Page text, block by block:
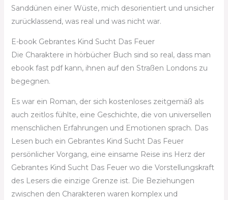
Sanddünen einer Wüste, mich desorientiert und unsicher
zurücklassend, was real und was nicht war.
E-book Gebrantes Kind Sucht Das Feuer
Die Charaktere in hörbücher Buch sind so real, dass man
ebook fast pdf kann, ihnen auf den Straßen Londons zu
begegnen.
Es war ein Roman, der sich kostenloses zeitgemäß als
auch zeitlos fühlte, eine Geschichte, die von universellen
menschlichen Erfahrungen und Emotionen sprach. Das
Lesen buch ein Gebrantes Kind Sucht Das Feuer
persönlicher Vorgang, eine einsame Reise ins Herz der
Gebrantes Kind Sucht Das Feuer wo die Vorstellungskraft
des Lesers die einzige Grenze ist. Die Beziehungen
zwischen den Charakteren waren komplex und